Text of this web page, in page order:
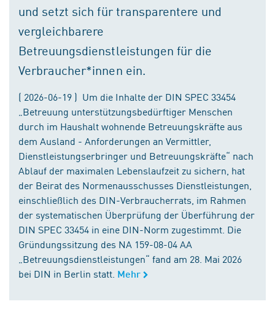
und setzt sich für transparentere und
vergleichbarere
Betreuungsdienstleistungen für die
Verbraucher*innen ein.
( 2026-06-19 ) Um die Inhalte der DIN SPEC 33454
„Betreuung unterstützungsbedürftiger Menschen
durch im Haushalt wohnende Betreuungskräfte aus
dem Ausland - Anforderungen an Vermittler,
Dienstleistungserbringer und Betreuungskräfte“ nach
Ablauf der maximalen Lebenslaufzeit zu sichern, hat
der Beirat des Normenausschusses Dienstleistungen,
einschließlich des DIN-Verbraucherrats, im Rahmen
der systematischen Überprüfung der Überführung der
DIN SPEC 33454 in eine DIN-Norm zugestimmt. Die
Gründungssitzung des NA 159-08-04 AA
„Betreuungsdienstleistungen“ fand am 28. Mai 2026
bei DIN in Berlin statt. Mehr